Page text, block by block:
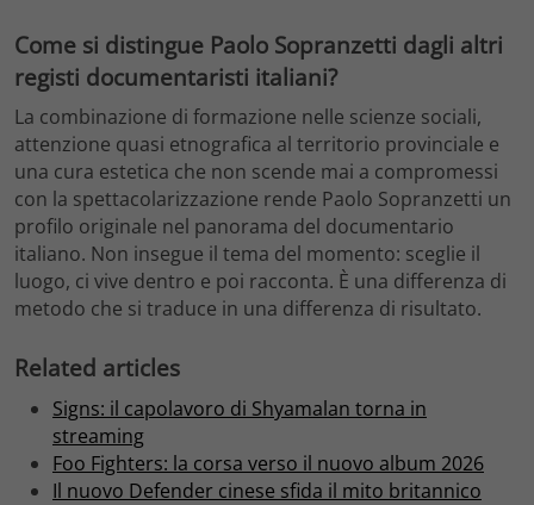
Come si distingue Paolo Sopranzetti dagli altri
registi documentaristi italiani?
La combinazione di formazione nelle scienze sociali,
attenzione quasi etnografica al territorio provinciale e
una cura estetica che non scende mai a compromessi
con la spettacolarizzazione rende Paolo Sopranzetti un
profilo originale nel panorama del documentario
italiano. Non insegue il tema del momento: sceglie il
luogo, ci vive dentro e poi racconta. È una differenza di
metodo che si traduce in una differenza di risultato.
Related articles
Signs: il capolavoro di Shyamalan torna in
streaming
Foo Fighters: la corsa verso il nuovo album 2026
Il nuovo Defender cinese sfida il mito britannico